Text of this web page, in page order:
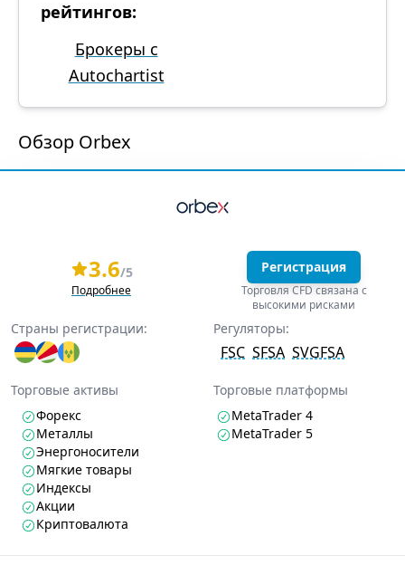
рейтингов:
Брокеры с
Autochartist
Обзор Orbex
3.6/5
Подробнее
Регистрация
Торговля CFD связана с
высокими рисками
Страны регистрации: Регуляторы:
FSC SFSA SVGFSA
Торговые активы
Форекс
Металлы
Энергоносители
Мягкие товары
Индексы
Акции
Криптовалюта
Торговые платформы
MetaTrader 4
MetaTrader 5